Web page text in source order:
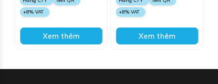
trung bình, làm mờ nếp
nhăn, tăng cường độ
sáng cho da và giúp
giảm sẹo và vết rạn da
trắng
+8% VAT
Xem thêm
tất cả các loại tăng sắc tố
& tình trạng lão hóa ánh
sáng, sẹo mụn và vết rạn
da, giảm nếp nhăn, tinh
chỉnh kết cấu da và làm
+8% VAT
Xem thêm